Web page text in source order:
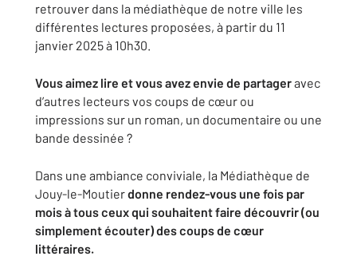
retrouver dans la médiathèque de notre ville les
différentes lectures proposées, à partir du 11
janvier 2025 à 10h30.
Vous aimez lire et vous avez envie de partageravec
d’autres lecteurs vos coups de cœur ou
impressions sur un roman, un documentaire ou une
bande dessinée ?
Dans une ambiance conviviale, la Médiathèque de
Jouy-le-Moutierdonne rendez-vous une fois par
mois à tous ceux qui souhaitent faire découvrir (ou
simplement écouter) des coups de cœur
littéraires.